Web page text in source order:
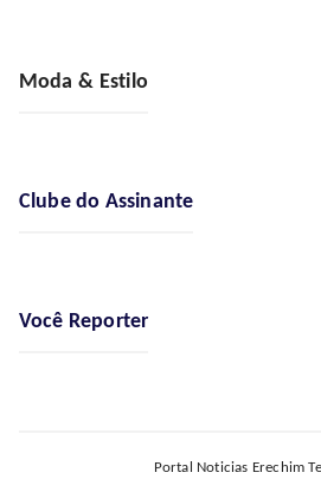
Moda & Estilo
Clube do Assinante
Você Reporter
Portal Noticias Erechim